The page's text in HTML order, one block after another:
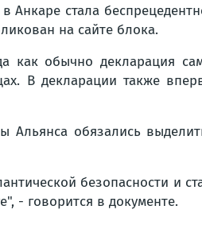
Анкаре стала
на сайте блока.
как обычно декларация
В декларации также
Альянса обязались
безопасности и
, - говорится в документе.